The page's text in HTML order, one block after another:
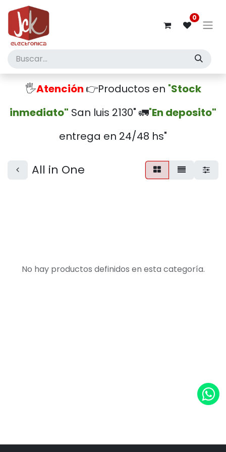
0
🖐️Atención 👉Productos en "Stock
inmediato" San luis 2130" 🚛"En deposito"
entrega en 24/48 hs"
All in One
No hay productos definidos en esta categoría.